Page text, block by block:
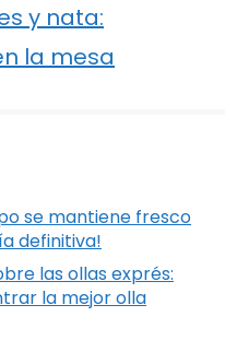
y nata:
la mesa
se mantiene fresco
definitiva!
las ollas exprés:
la mejor olla